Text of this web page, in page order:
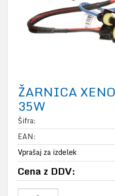
ŽARNICA
35W
Šifra:
EAN:
Vprašaj za izdelek
Cena z DDV: